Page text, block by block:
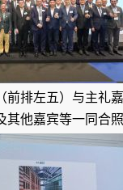
前排左五）与主礼
他嘉宾等一同合照